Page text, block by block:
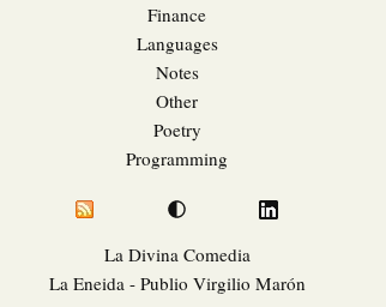
Finance
Languages
Notes
Other
Poetry
Programming
La Divina Comedia
La Eneida - Publio Virgilio Marón